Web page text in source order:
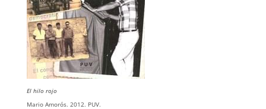
El hilo rojo
Mario Amorós. 2012. PUV.